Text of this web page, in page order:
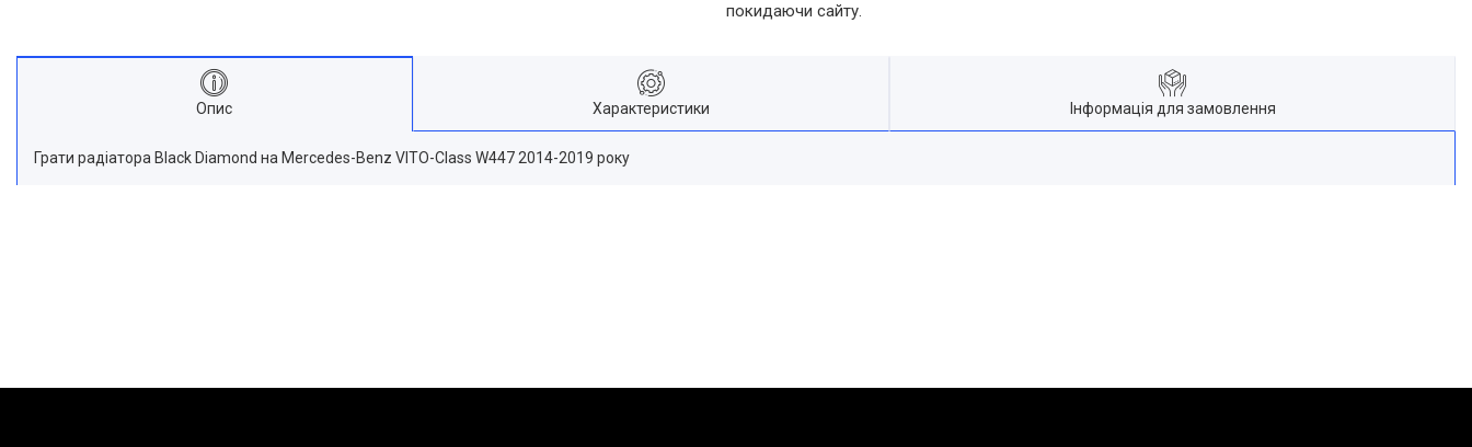
покидаючи сайту.
Опис Характеристики Інформація для замовлення
Грати радіатора Black Diamond на Mercedes-Benz VITO-Class W447 2014-2019 року